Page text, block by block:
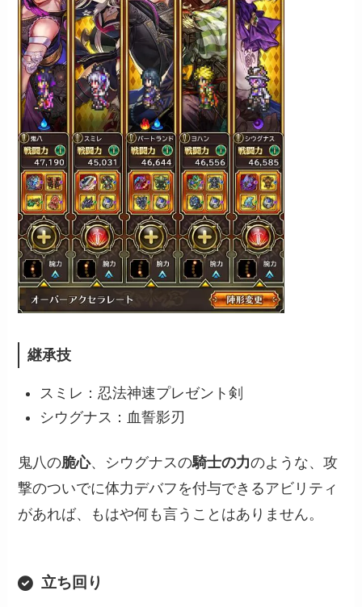
継承技
スミレ：忍法神速プレゼント剣
シウグナス：血誓影刃
鬼八の脆心、シウグナスの騎士の力のような、攻
撃のついでに体力デバフを付与できるアビリティ
があれば、もはや何も言うことはありません。
立ち回り